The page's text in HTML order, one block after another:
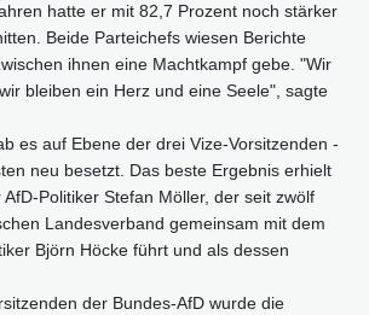
hatte er mit 82,7 Prozent noch stärker
Beide Parteichefs wiesen Berichte
ihnen eine Machtkampf gebe. "Wir
bleiben ein Herz und eine Seele", sagte
es auf Ebene der drei Vize-Vorsitzenden -
neu besetzt. Das beste Ergebnis erhielt
Politiker Stefan Möller, der seit zwölf
Landesverband gemeinsam mit dem
Björn Höcke führt und als dessen
der Bundes-AfD wurde die